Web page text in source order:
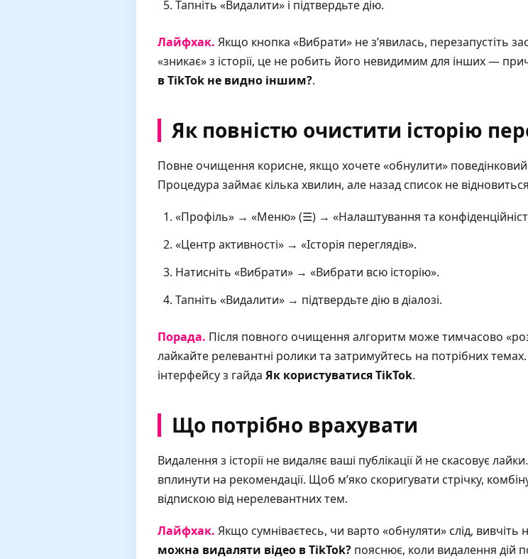
Тапніть «Видалити» і підтвердьте дію.
Лайфхак. Якщо кнопка «Вибрати» не з’явилась, перезапустіть
«зникає» з історії, це не робить його невидимим для інших —
в TikTok не видно іншим?.
Як повністю очистити історію
Повне очищення корисне, якщо хочете «обнулити» поведінковий
Процедура займає кілька хвилин, але назад список не
«Профіль» → «Меню» (☰) → «Налаштування та
«Центр активності» → «Історія переглядів».
Натисніть «Вибрати» → «Вибрати всю історію».
Тапніть «Видалити» → підтвердьте дію в діалозі.
Порада. Після повного очищення алгоритм може тимчасово
лайкайте релевантні ролики та затримуйтесь на потрібних
інтерфейсу з гайда Як користуватися TikTok.
Що потрібно врахувати
Видалення з історії не видаляє ваші публікації й не скасовує
вплинути на рекомендації. Щоб м’яко скоригувати стрічку,
відпискою від нерелевантних тем.
Лайфхак. Якщо сумніваєтесь, чи варто «обнуляти» слід, вивчіть
можна видаляти відео в TikTok? пояснює, коли видалення дій